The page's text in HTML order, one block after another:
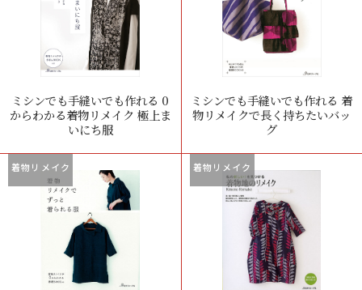
ミシンでも手縫いでも作れる 0
からわかる着物リメイク 極上ま
いにち服
ミシンでも手縫いでも作れる 着
物リメイクで長く持ちたいバッ
グ
着物リメイク 着物リメイク